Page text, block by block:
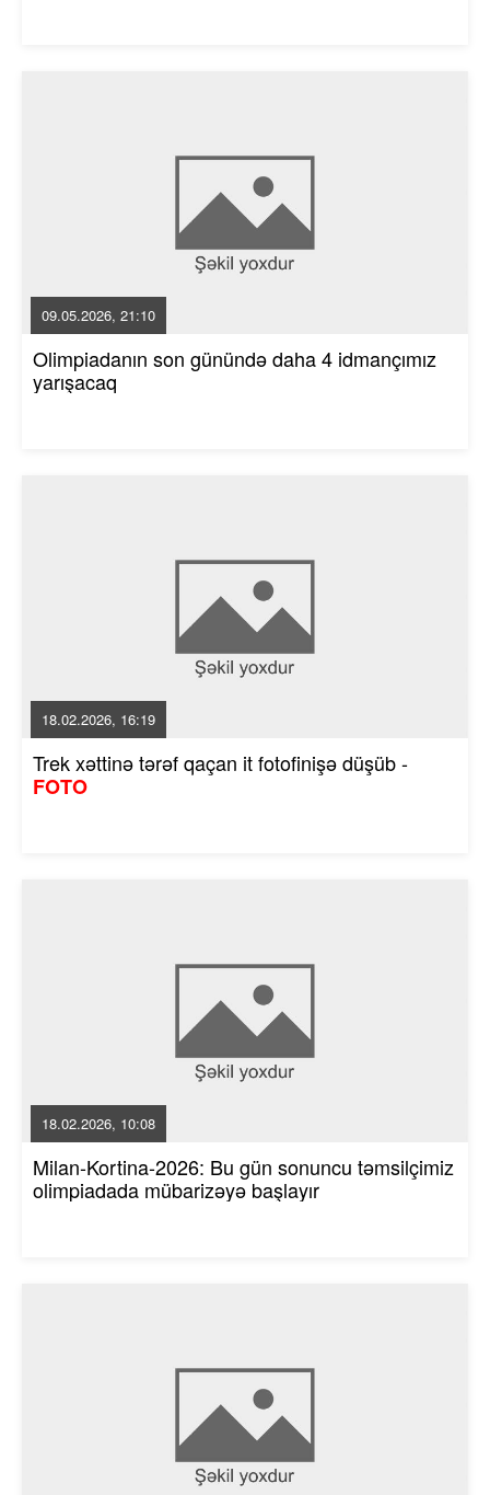
09.05.2026, 21:10
Olimpiadanın son günündə daha 4 idmançımız
yarışacaq
18.02.2026, 16:19
Trek xəttinə tərəf qaçan it fotofinişə düşüb -
FOTO
18.02.2026, 10:08
Milan-Kortina-2026: Bu gün sonuncu təmsilçimiz
olimpiadada mübarizəyə başlayır